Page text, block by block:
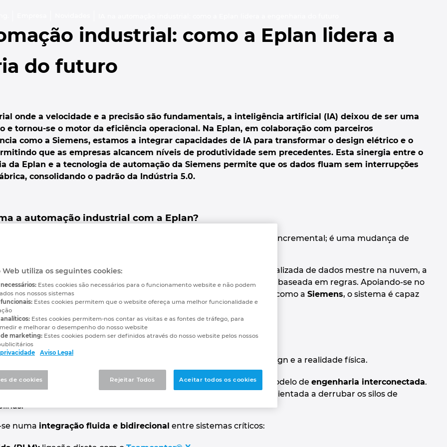
industrial: como a Eplan lidera a
do futuro
onde a velocidade e a precisão são fundamentais, a inteligência artificial (IA) deixou de ser uma
e tornou-se o motor da eficiência operacional. Na Eplan, em colaboração com parceiros
como a Siemens, estamos a integrar capacidades de IA para transformar o design elétrico e o
que as empresas alcancem níveis de produtividade sem precedentes. Esta sinergia entre o
da Eplan e a tecnologia de automação da Siemens permite que os dados fluam sem interrupções
consolidando o padrão da Indústria 5.0.
a automação industrial com a Eplan?
artificial na engenharia industrial não é apenas uma melhoria incremental; é uma mudança de
deaprendizagem profunda (Deep Learning)
e à gestão centralizada de dados mestre na nuvem, a
passar de um desenho manual para uma geração de projetos baseada em regras. Apoiando-se no
hospeda milhões de componentes validados de fabricantes líderes como a Siemens, o sistema é capaz
precisosde forma autónoma.
ótimos
na criação do gémeo digital, garantindo a coerência entre o design e a realidade física.
liderança em software CAE avançado, a Eplan evoluiu para um modelo de engenharia interconectada.
evolução é a nossa colaboração estratégica com a
, orientada a derrubar os silos de
se numa integração fluida e bidirecional entre sistemas críticos:
Web utiliza os seguintes cookies:
Estes cookies são necessários para o funcionamento website e não podem
nos nossos sistemas
Estes cookies permitem que o website ofereça uma melhor funcionalidade e
Estes cookies permitem-nos contar as visitas e as fontes de tráfego, para
e melhorar o desempenho do nosso website
de marketing: Estes cookies podem ser definidos através do nosso website pelos nossos
Aviso Legal
Rejeitar Todos Aceitar todos os cookies
de cookies